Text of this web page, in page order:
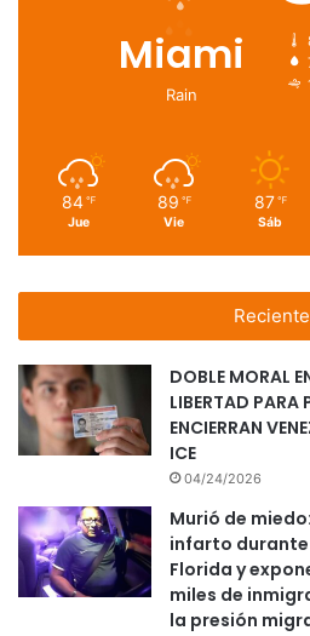
Miami
Rain
84 ℉
Jue
89 ℉
Vie
87 ℉
Sáb
Reciente
DOBLE MORAL
LIBERTAD PARA
ENCIERRAN
ICE
04/24/2026
Murió de
infarto
Florida y
miles de
la presión